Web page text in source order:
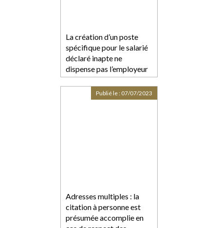
La création d’un poste
spécifique pour le salarié
déclaré inapte ne
dispense pas l’employeur
de s’assurer de sa
compatibilité avec l’état
de santé du salarié
Adresses multiples : la
citation à personne est
présumée accomplie en
Publié le : 07/07/2023